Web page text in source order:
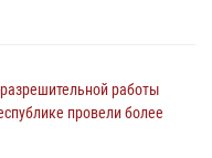
работы
провели более